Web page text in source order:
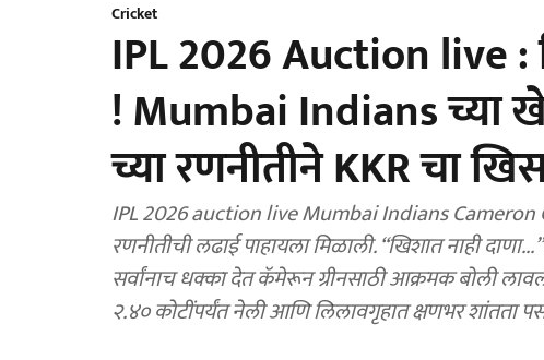
Cricket
IPL 2026 Auction live :
! Mumbai Indians च्या
च्या रणनीतीने KKR चा
IPL 2026 auction live Mumbai Indians Cameron Green bid : IPL 2026
रणनीतीची लढाई पाहायला मिळाली. “खिशात नाही
सर्वांनाच धक्का देत कॅमेरून ग्रीनसाठी आक्रमक बोली
२.४० कोटींपर्यंत नेली आणि लिलावगृहात क्षणभर